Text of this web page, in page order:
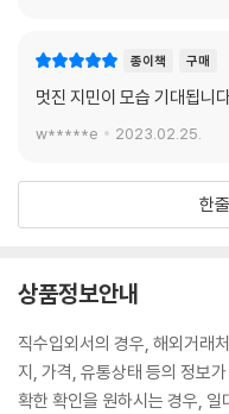
종이책 구매
멋진 지민이 모습 기대됩니
w*****e 2023.02.25.
한
상품정보안내
직수입외서의 경우, 해외거래
지, 가격, 유통상태 등의 정보
확한 확인을 원하시는 경우,